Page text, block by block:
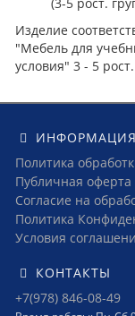
Изделие
"Мебель для
условия" 3 - 5
ИНФОРМАЦИЯ
Политика
Публичная оферта
Согласие на
Политика
Условия
КОНТАКТЫ
+7(978) 846-08-49